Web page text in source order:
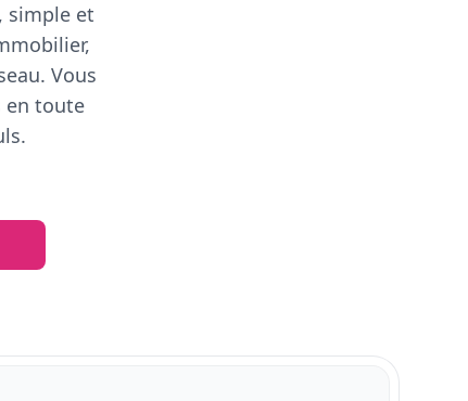
simple et
Vous
en toute